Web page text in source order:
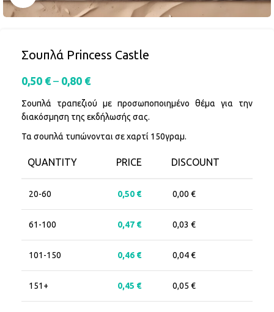
Σουπλά Princess Castle
0,50 € – 0,80 €
Σουπλά τραπεζιού με προσωποποιημένο θέμα για την
διακόσμηση της εκδήλωσής σας.
Τα σουπλά τυπώνονται σε χαρτί 150γραμ.
QUANTITY PRICE DISCOUNT
20-60 0,50 € 0,00 €
61-100 0,47 € 0,03 €
101-150 0,46 € 0,04€
151+ 0,45 € 0,05 €